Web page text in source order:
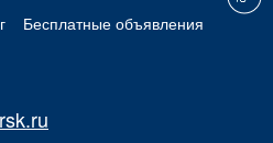
Бесплатные объявления